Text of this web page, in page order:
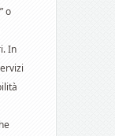
o
In